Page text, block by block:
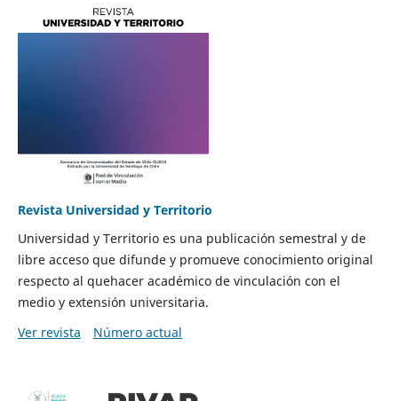
Revista Universidad y Territorio
Universidad y Territorio es una publicación semestral y de
libre acceso que difunde y promueve conocimiento original
respecto al quehacer académico de vinculación con el
medio y extensión universitaria.
Ver revista
Número actual